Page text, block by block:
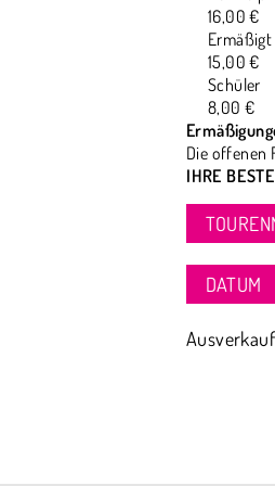
16,00 €
Ermäßigt
15,00 €
Schüler
8,00 €
Die offenen
IHRE
DATUM